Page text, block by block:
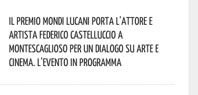
Il Premio Mondi Lucani porta l’attore e
artista Federico Castelluccio a
Montescaglioso per un dialogo su arte e
cinema. L’evento in programma